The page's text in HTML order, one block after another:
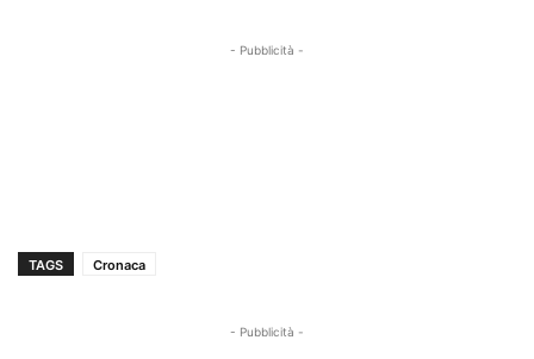
- Pubblicità -
TAGS Cronaca
- Pubblicità -